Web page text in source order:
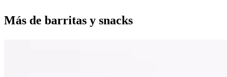
Más de barritas y snacks